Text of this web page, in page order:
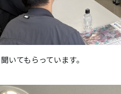
いてもらっています。